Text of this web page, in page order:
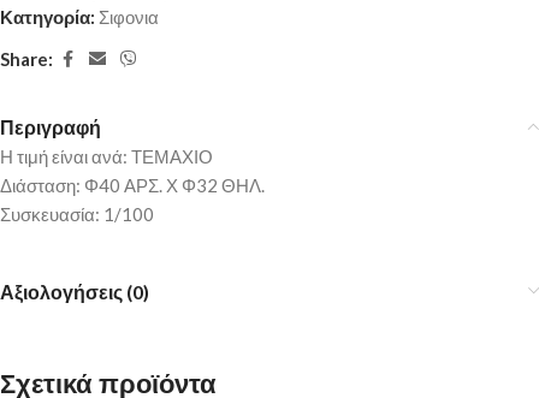
Κατηγορία: Σιφονια
Share:
Περιγραφή
Η τιμή είναι ανά: ΤΕΜΑΧΙΟ
Διάσταση: Φ40 ΑΡΣ. Χ Φ32 ΘΗΛ.
Συσκευασία: 1/100
Αξιολογήσεις (0)
Σχετικά προϊόντα